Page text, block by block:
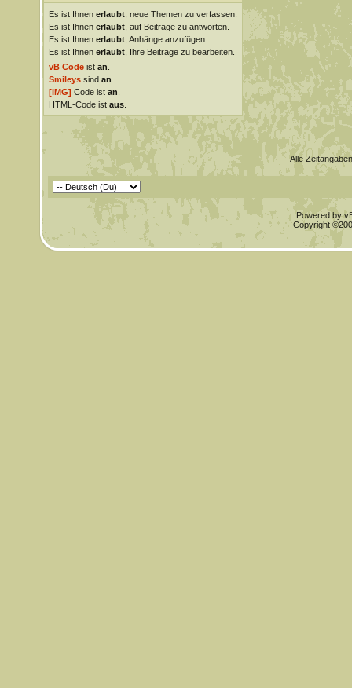
Es ist Ihnen erlaubt, neue Themen zu verfassen.
Es ist Ihnen erlaubt, auf Beiträge zu antworten.
Es ist Ihnen erlaubt, Anhänge anzufügen.
Es ist Ihnen erlaubt, Ihre Beiträge zu bearbeiten.
vB Codeist an
Smileyssind an
[IMG] Code ist an
HTML-Code ist aus.
Alle
Powered by
Copyright